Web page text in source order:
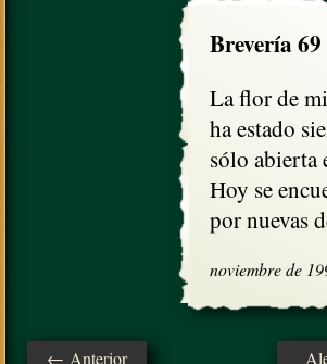
Brevería 69
La flor de
ha estado
sólo abierta
Hoy se
por nuevas
noviembre de
← Anterior